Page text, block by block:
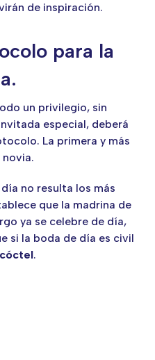
de inspiración.
para la
un privilegio, sin
especial, deberá
La primera y más
no resulta los más
que la madrina de
ya se celebre de día,
si la boda de día es civil
.